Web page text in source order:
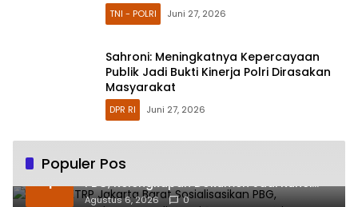
TNI - POLRI Juni 27, 2026
Sahroni: Meningkatnya Kepercayaan
Publik Jadi Bukti Kinerja Polri Dirasakan
Masyarakat
DPR RI Juni 27, 2026
Populer Pos
1
Sudin CKTRP Jakarta Barat Sosialisasikan
PBG, Kelengkapan Dokumen Jadi Kunci
Percepatan Izin
Agustus 6, 2026 0